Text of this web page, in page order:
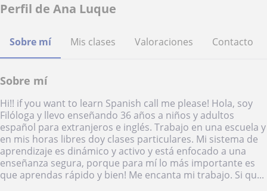
Perfil de Ana Luque
Sobre mí Mis clases Valoraciones Contacto
Sobre mí
Hi!! if you want to learn Spanish call me please! Hola, soy
Filóloga y llevo enseñando 36 años a niños y adultos
español para extranjeros e inglés. Trabajo en una escuela y
en mis horas libres doy clases particulares. Mi sistema de
aprendizaje es dinámico y activo y está enfocado a una
enseñanza segura, porque para mí lo más importante es
que aprendas rápido y bien! Me encanta mi trabajo. Si qu...